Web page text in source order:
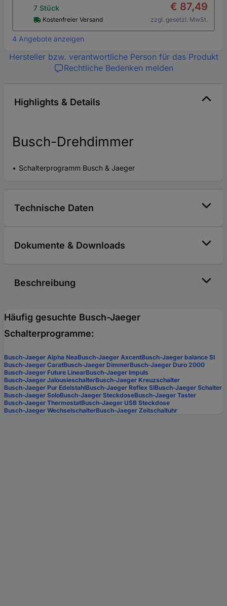
7 Stück
Kostenfreier Versand
€ 87,49
zzgl. gesetzl. MwSt.
4 Angebote anzeigen
Hersteller bzw. verantwortliche Person für das Produkt
Rechtliche Bedenken melden
Highlights & Details
Busch-Drehdimmer
Schalterprogramm Busch & Jaeger
Technische Daten
Dokumente & Downloads
Beschreibung
Häufig gesuchte Busch-Jaeger
Schalterprogramme:
Busch-Jaeger Alpha NeaBusch-Jaeger AxcentBusch-Jaeger balance SI
Busch-Jaeger CaratBusch-Jaeger DimmerBusch-Jaeger Duro 2000
Busch-Jaeger Future LinearBusch-Jaeger Impuls
Busch-Jaeger JalousieschalterBusch-Jaeger Kreuzschalter
Busch-Jaeger Pur EdelstahlBusch-Jaeger Reflex SIBusch-Jaeger Schalter
Busch-Jaeger SoloBusch-Jaeger SteckdoseBusch-Jaeger Taster
Busch-Jaeger ThermostatBusch-Jaeger USB Steckdose
Busch-Jaeger WechselschalterBusch-Jaeger Zeitschaltuhr